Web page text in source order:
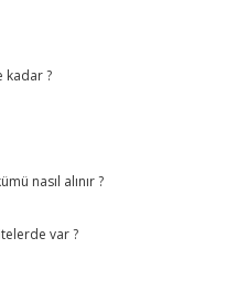
kadar ?
nasıl alınır ?
var ?